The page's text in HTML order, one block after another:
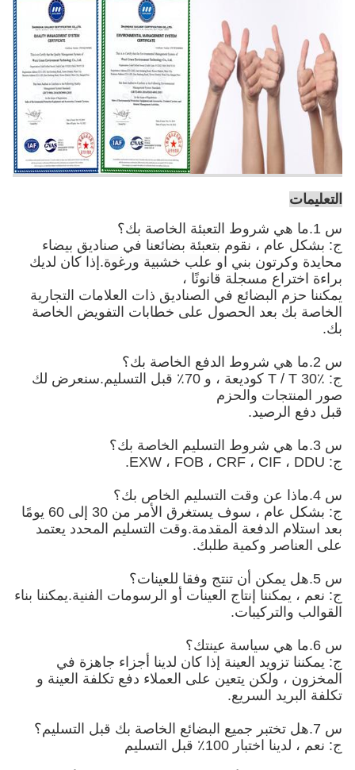
التعليمات
س 1.ما هي شروط التعبئة الخاصة بك؟
ج: بشكل عام ، نقوم بتعبئة بضائعنا في صناديق بيضاء
محايدة وكرتون بنياو علب خشبية ورغوة.إذا كان لديك
براءة اختراع مسجلة قانونًا ،
يمكننا حزم البضائع في الصناديق ذات العلامات التجارية
الخاصة بك بعد الحصول على خطابات التفويض الخاصة
بك.
س 2.ما هي شروط الدفع الخاصة بك؟
ج: T / T 30٪ كوديعة ، و 70٪ قبل التسليم.سنعرض لك
صور المنتجات والحزم
قبل دفع الرصيد.
س 3.ما هي شروط التسليم الخاصة بك؟
ج: EXW ، FOB ، CRF ، CIF ، DDU.
س 4.ماذا عن وقت التسليم الخاص بك؟
ج: بشكل عام ، سوف يستغرق الأمر من 30 إلى 60 يومًا
بعد استلام الدفعة المقدمة.وقت التسليم المحدد يعتمد
على العناصر وكمية طلبك.
س 5.هل يمكن أن تنتج وفقا للعينات؟
ج: نعم ، يمكننا إنتاج العينات أو الرسومات الفنية.يمكننا بناء
القوالب والتركيبات.
س 6.ما هي سياسة عينتك؟
ج: يمكننا تزويد العينة إذا كان لدينا أجزاء جاهزة في
المخزون ، ولكن يتعين على العملاء دفع تكلفة العينة و
تكلفة البريد السريع.
س 7.هل تختبر جميع البضائع الخاصة بك قبل التسليم؟
ج: نعم ، لدينا اختبار 100٪ قبل التسليم